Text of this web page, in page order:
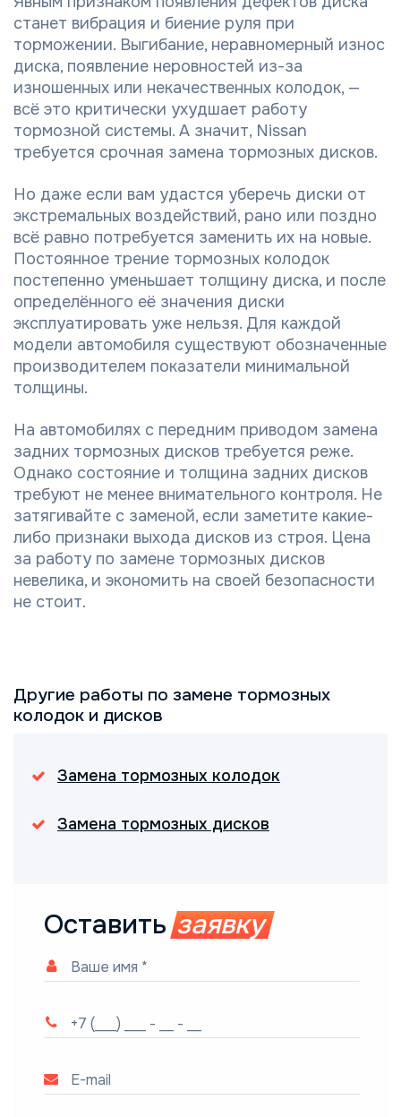
станет вибрация и биение руля при
торможении. Выгибание, неравномерный износ
диска, появление неровностей из-за
изношенных или некачественных колодок, —
всё это критически ухудшает работу
тормозной системы. А значит, Nissan
требуется срочная замена тормозных дисков.
Но даже если вам удастся уберечь диски от
экстремальных воздействий, рано или поздно
всё равно потребуется заменить их на новые.
Постоянное трение тормозных колодок
постепенно уменьшает толщину диска, и после
определённого её значения диски
эксплуатировать уже нельзя. Для каждой
модели автомобиля существуют обозначенные
производителем показатели минимальной
толщины.
На автомобилях с передним приводом замена
задних тормозных дисков требуется реже.
Однако состояние и толщина задних дисков
требуют не менее внимательного контроля. Не
затягивайте с заменой, если заметите какие-
либо признаки выхода дисков из строя. Цена
за работу по замене тормозных дисков
невелика, и экономить на своей безопасности
не стоит.
Другие работы по замене тормозных
колодок и дисков
Замена тормозных колодок
Замена тормозных дисков
Оставить заявку